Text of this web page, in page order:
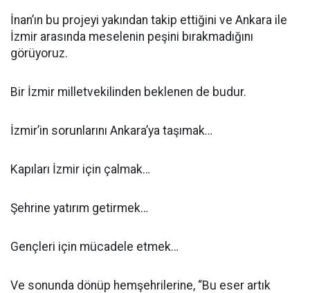
İnan’ın bu projeyi yakından takip ettiğini ve Ankara ile
İzmir arasında meselenin peşini bırakmadığını
görüyoruz.
Bir İzmir milletvekilinden beklenen de budur.
İzmir’in sorunlarını Ankara’ya taşımak…
Kapıları İzmir için çalmak…
Şehrine yatırım getirmek…
Gençleri için mücadele etmek…
Ve sonunda dönüp hemşehrilerine, “Bu eser artık